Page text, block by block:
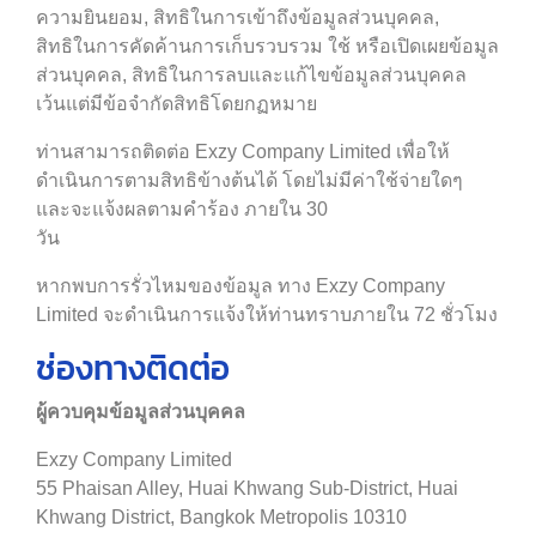
ความยินยอม, สิทธิในการเข้าถึงข้อมูลส่วนบุคคล,
สิทธิในการคัดค้านการเก็บรวบรวม ใช้ หรือเปิดเผยข้อมูล
ส่วนบุคคล, สิทธิในการลบและแก้ไขข้อมูลส่วนบุคคล
เว้นแต่มีข้อจำกัดสิทธิโดยกฏหมาย
ท่านสามารถติดต่อ Exzy Company Limited เพื่อให้
ดำเนินการตามสิทธิข้างต้นได้ โดยไม่มีค่าใช้จ่ายใดๆ
และจะแจ้งผลตามคำร้อง ภายใน 30
วัน
หากพบการรั่วไหมของข้อมูล ทาง Exzy Company
Limited จะดำเนินการแจ้งให้ท่านทราบภายใน 72 ชั่วโมง
ช่องทางติดต่อ
ผู้ควบคุมข้อมูลส่วนบุคคล
Exzy Company Limited
55 Phaisan Alley, Huai Khwang Sub-District, Huai
Khwang District, Bangkok Metropolis 10310